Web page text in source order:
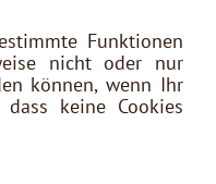
Funktionen
nicht oder nur
können, wenn Ihr
keine Cookies